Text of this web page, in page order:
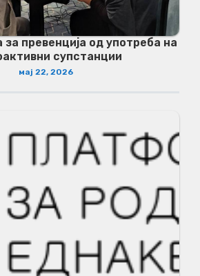
превенција од употреба на
супстанции
мај 22, 2026